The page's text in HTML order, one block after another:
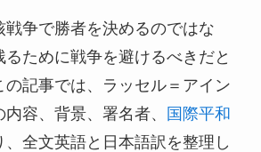
戦争で勝者を決めるのではな
るために戦争を避けるべきだと
の記事では、ラッセル＝アイン
容、背景、署名者、
国際平和
、全文英語と日本語訳を整理し